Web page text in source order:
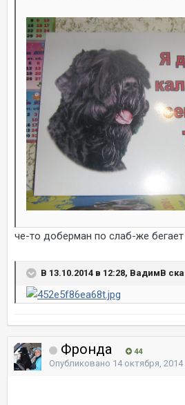
че-то доберман по слаб-же
В 13.10.2014 в 12:28, ВадимВ
Фронда 44
Опубликовано 14 октября, 2014